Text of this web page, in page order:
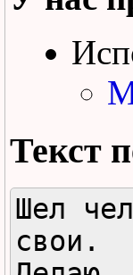
Текст
Шел
свои.